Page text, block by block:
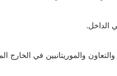
الداخل.
والموريتانيين في الخارج